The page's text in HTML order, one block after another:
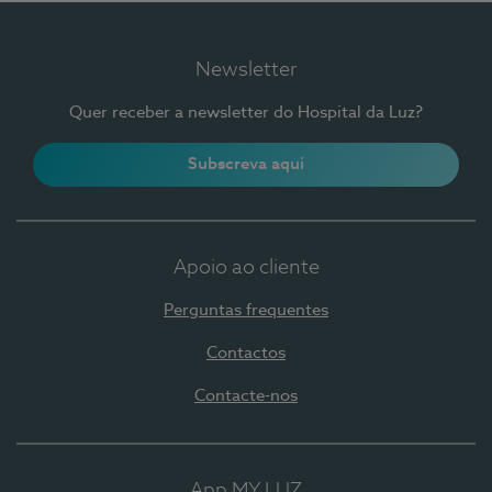
Newsletter
Quer receber a newsletter do Hospital da Luz?
Subscreva aqui
Apoio ao cliente
Perguntas frequentes
Contactos
Contacte-nos